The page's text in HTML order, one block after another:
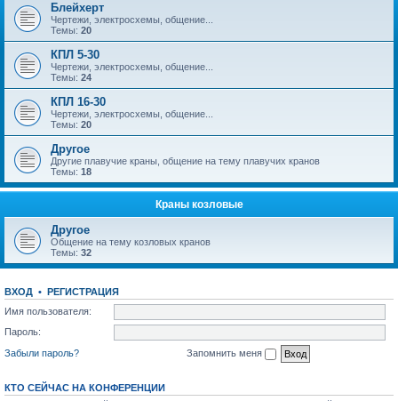
Блейхерт
Чертежи, электросхемы, общение...
Темы: 20
КПЛ 5-30
Чертежи, электросхемы, общение...
Темы: 24
КПЛ 16-30
Чертежи, электросхемы, общение...
Темы: 20
Другое
Другие плавучие краны, общение на тему плавучих кранов
Темы: 18
Краны козловые
Другое
Общение на тему козловых кранов
Темы: 32
ВХОД • РЕГИСТРАЦИЯ
Имя пользователя:
Пароль:
Забыли пароль?
Запомнить меня
КТО СЕЙЧАС НА КОНФЕРЕНЦИИ